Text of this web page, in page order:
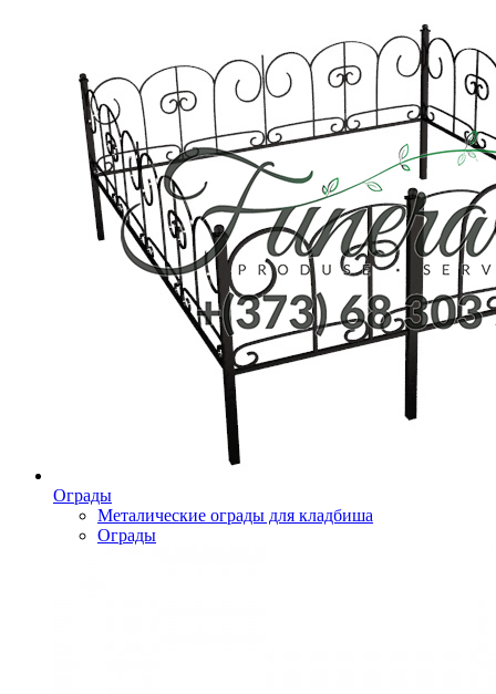
Ограды
Металические ограды для кладбиша
Ограды